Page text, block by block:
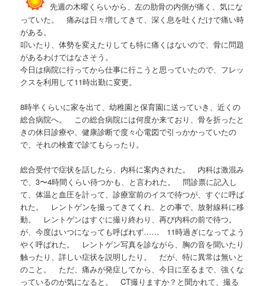
先週の木曜くらいから、左の肋骨の内側が痛く、気にな
っていた。 痛みは日々増してきて、深く息を吐くだけで痛い時
がある。
叩いたり、体勢を変えたりしても特に痛くはないので、骨に問題
があるわけではなさそう。
今日は病院に行ってから仕事に行こうと思っていたので、フレッ
クスを利用して11時出勤に変更。
8時半くらいに家を出て、幼稚園と保育園に送っていき、近くの
総合病院へ。 この総合病院には何度か来ており、骨を折ったと
きの休日診療や、健康診断で度々心電図で引っかかっていたの
で、それの検査で診てもらったり。
総合受付で症状を話したら、内科に案内された。 内科は激混み
で、3〜4時間くらい待つかも、と言われた。 問診票に記入し
て、体温と血圧を計って、診療室前のイスで待つが、すぐに呼ば
れた。 レントゲンを撮ってきてくれ、との事で、放射線科に移
動。 レントゲンはすぐに撮り終わり、再び内科の前で待つ。
が、今度はいつになっても呼ばれず…… 11時過ぎになってよう
やく呼ばれた。 レントゲン写真を診ながら、胸の音を聞いたり
触ったり、詳しい症状を説明したり。 だが、特に異常は無いと
のこと。 ただ、痛みが発症してから、今日に至るまで、強くな
っているのが気になると。 CT撮りますか？と聞かれて、撮る